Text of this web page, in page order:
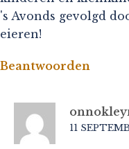
's Avonds gevolgd
eieren!
Beantwoorden
11